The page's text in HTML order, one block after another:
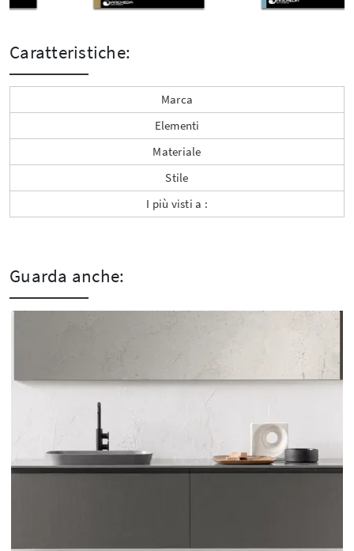
Caratteristiche:
Marca
Elementi
Materiale
Stile
I più visti a :
Guarda anche: